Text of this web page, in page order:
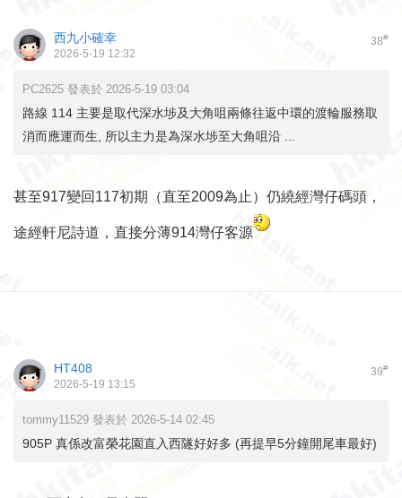
38#
西九小確幸
2026-5-19 12:32
PC2625 發表於 2026-5-19 03:04
路線 114 主要是取代深水埗及大角咀兩條往返中環的渡輪服務取
消而應運而生, 所以主力是為深水埗至大角咀沿 ...
甚至917變回117初期（直至2009為止）仍繞經灣仔碼頭，
途經軒尼詩道，直接分薄914灣仔客源
39#
HT408
2026-5-19 13:15
tommy11529 發表於 2026-5-14 02:45
905P 真係改富榮花園直入西隧好好多 (再提早5分鐘開尾車最好)